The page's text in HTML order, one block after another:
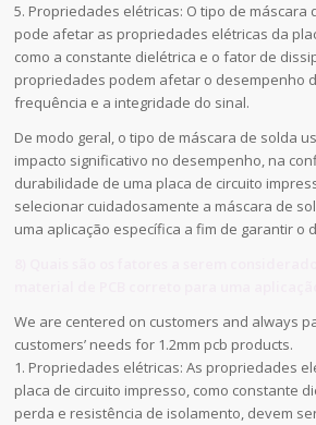
5. Propriedades elétricas: O tipo de máscara
pode afetar as propriedades elétricas da
como a constante dielétrica e o fator de
propriedades podem afetar o desempenho
frequência e a integridade do sinal.
De modo geral, o tipo de máscara de solda
impacto significativo no desempenho, na
durabilidade de uma placa de circuito
selecionar cuidadosamente a máscara de
uma aplicação específica a fim de garantir o
We are centered on customers and always
customers’ needs for 1.2mm pcb products.
1. Propriedades elétricas: As propriedades
placa de circuito impresso, como constante
perda e resistência de isolamento, devem